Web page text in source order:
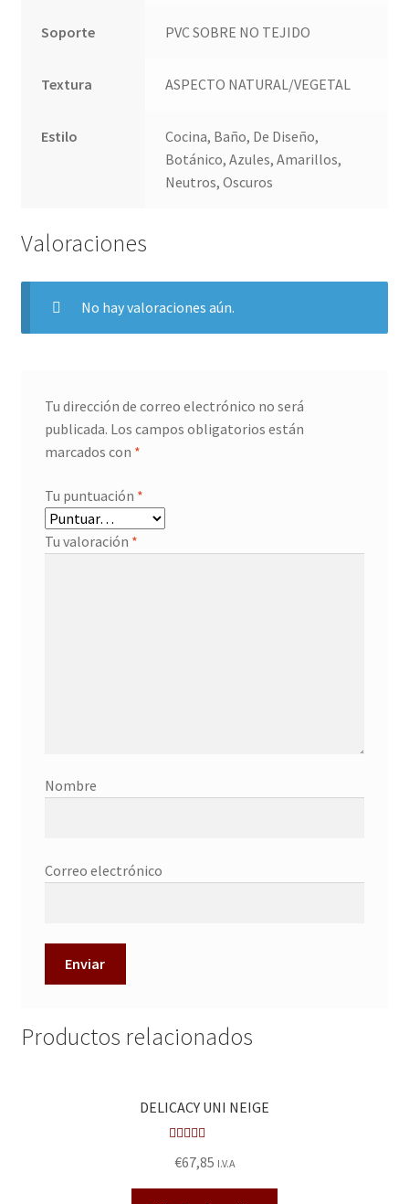
Soporte PVC SOBRE NO TEJIDO
Textura ASPECTO NATURAL/VEGETAL
Estilo
Cocina, Baño, De Diseño,
Botánico, Azules, Amarillos,
Neutros, Oscuros
Valoraciones
No hay valoraciones aún.
Tu dirección de correo electrónico no será
publicada. Los campos obligatorios están
marcados con *
Tu puntuación *
Tu valoración *
Nombre
Correo electrónico
Productos relacionados
DELICACY UNI NEIGE
do en
2.55
€67,85 I.V.A